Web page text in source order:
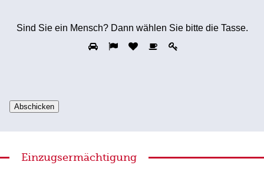
Sind Sie ein Mensch? Dann wählen Sie bitte die Tasse.
Einzugsermächtigung